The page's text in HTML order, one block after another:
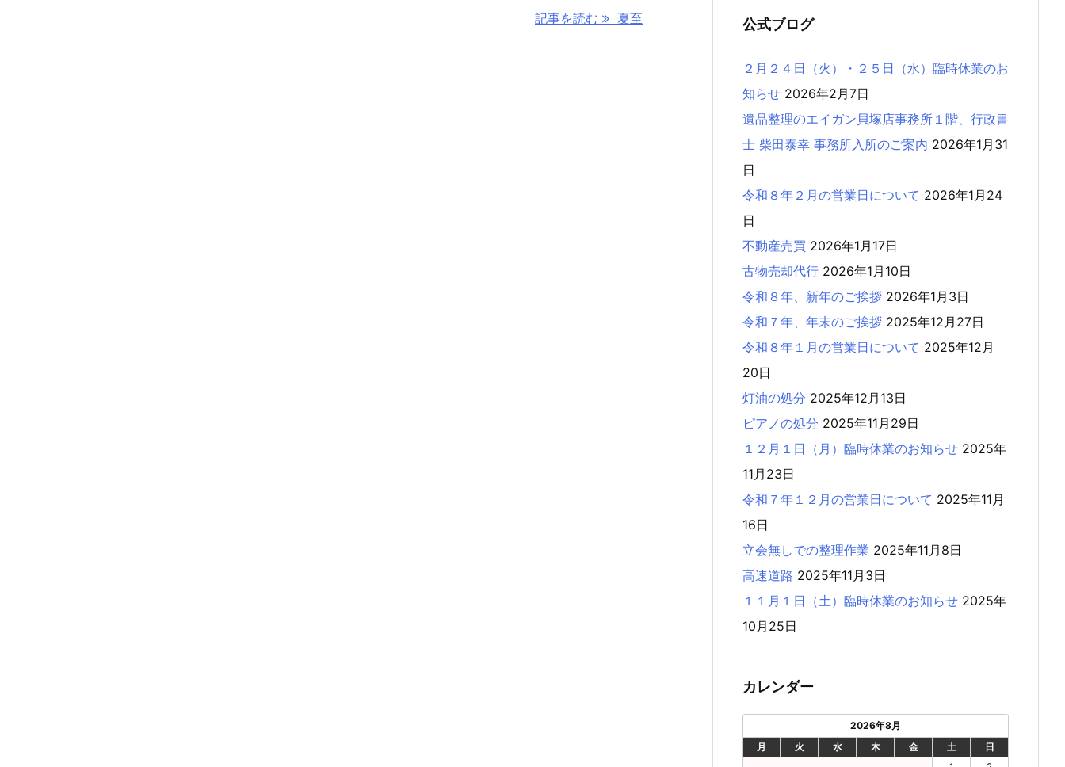
記事を読む 夏至 公式ブログ
２月２４日（火）・２５日（水）臨時休業のお
知らせ 2026年2月7日
遺品整理のエイガン貝塚店事務所１階、行政書
士 柴田泰幸 事務所入所のご案内 2026年1月31
日
令和８年２月の営業日について 2026年1月24
日
不動産売買 2026年1月17日
古物売却代行 2026年1月10日
令和８年、新年のご挨拶 2026年1月3日
令和７年、年末のご挨拶 2025年12月27日
令和８年１月の営業日について 2025年12月
20日
灯油の処分 2025年12月13日
ピアノの処分 2025年11月29日
１２月１日（月）臨時休業のお知らせ 2025年
11月23日
令和７年１２月の営業日について 2025年11月
16日
立会無しでの整理作業 2025年11月8日
高速道路 2025年11月3日
１１月１日（土）臨時休業のお知らせ 2025年
10月25日
カレンダー
2026年8月
月
火 水 木 金 土
日